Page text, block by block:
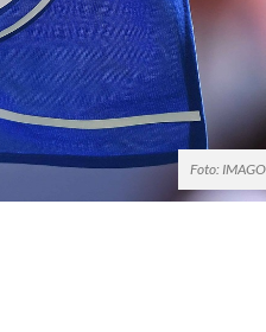
Foto: IMAGO